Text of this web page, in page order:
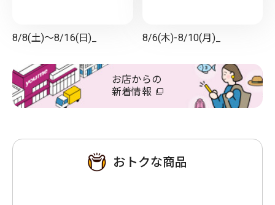
8/8(土)～8/16(日)_ 8/6(木)-8/10(月)_
お店からの
新着情報
おトクな商品